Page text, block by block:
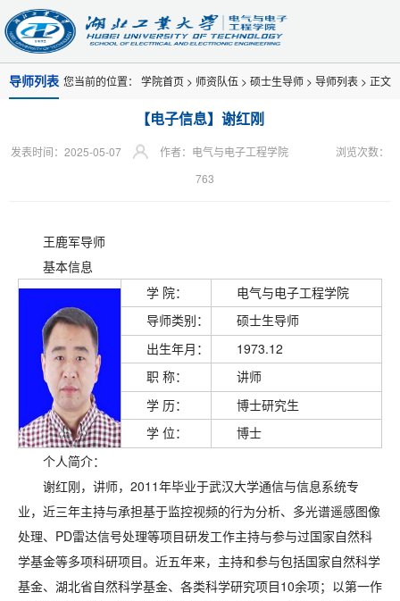
导师列表 您当前的位置： 学院首页 > 师资队伍 > 硕士生导师 > 导师列表 > 正文
【电子信息】谢红刚
发表时间：2025-05-07 作者：电气与电子工程学院
浏览次数：
763
王鹿军导师
基本信息
学 院：
电气与电子工程学院
导师类别：
硕士生导师
出生年月：
1973.12
职 称：
讲师
学 历：
博士研究生
学 位：
博士
个人简介：
谢红刚，讲师，2011年毕业于武汉大学通信与信息系统专
业，近三年主持与承担基于监控视频的行为分析、多光谱遥感图像
处理、PD雷达信号处理等项目研发工作主持与参与过国家自然科
学基金等多项科研项目。近五年来，主持和参与包括国家自然科学
基金、湖北省自然科学基金、各类科学研究项目10余项；以第一作